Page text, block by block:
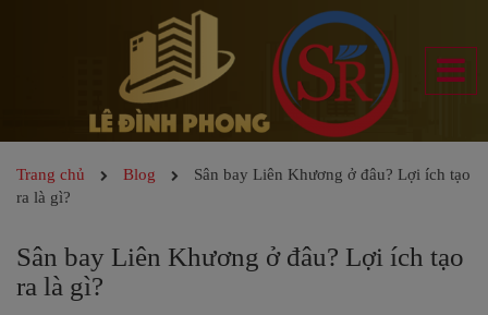
Trang chủ Blog
Sân bay Liên Khương ở đâu? Lợi ích tạo
ra là gì?
Sân bay Liên Khương ở đâu? Lợi ích tạo
ra là gì?